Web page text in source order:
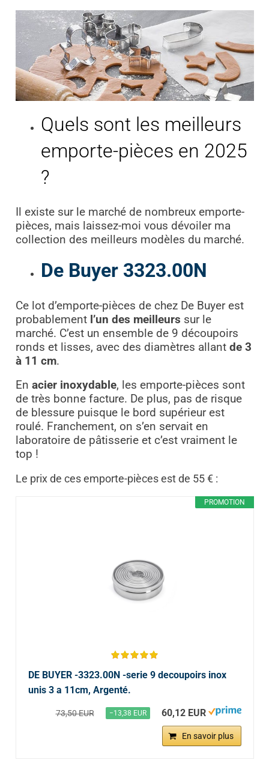
Quels sont les meilleurs
emporte-pièces en 2025
?
Il existe sur le marché de nombreux emporte-
pièces, mais laissez-moi vous dévoiler ma
collection des meilleurs modèles du marché.
De Buyer 3323.00N
Ce lot d’emporte-pièces de chez De Buyer est
probablement l’un des meilleurs sur le
marché. C’est un ensemble de 9 découpoirs
ronds et lisses, avec des diamètres allant de 3
à 11 cm.
En acier inoxydable, les emporte-pièces sont
de très bonne facture. De plus, pas de risque
de blessure puisque le bord supérieur est
roulé. Franchement, on s’en servait en
laboratoire de pâtisserie et c’est vraiment le
top !
Le prix de ces emporte-pièces est de 55 € :
PROMOTION
DE BUYER -3323.00N -serie 9 decoupoirs inox
unis 3 a 11cm, Argenté.
73,50 EUR −13,38 EUR 60,12 EUR
En savoir plus